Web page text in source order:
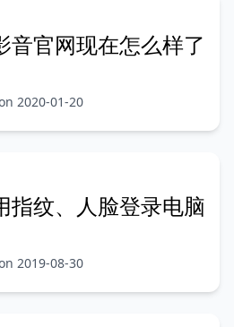
音官网现在怎么样了
2020-01-20
指纹、人脸登录电脑
2019-08-30